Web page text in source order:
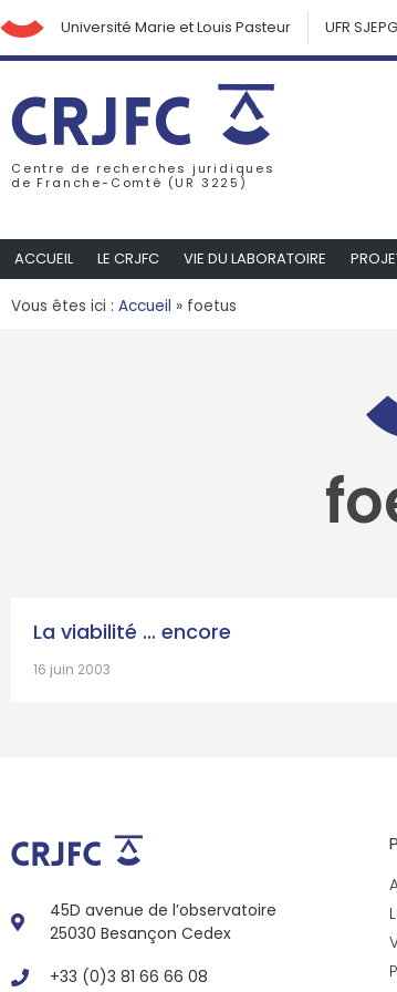
Université Marie et Louis Pasteur UFR SJEPG
Centre de recherches juridiques
de Franche-Comté (UR 3225)
ACCUEIL LE CRJFC VIE DU LABORATOIRE
Vous êtes ici : Accueil » foetus
La viabilité … encore
16 juin 2003
45D avenue de l’observatoire
25030 Besançon Cedex
+33 (0)3 81 66 66 08